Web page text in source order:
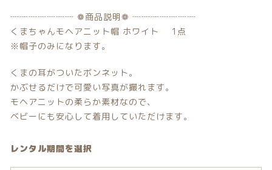
┈┈┈┈┈┈┈ ❁商品説明❁ ┈┈┈┈┈┈┈
くまちゃんモヘアニット帽 ホワイト 1点
※帽子のみになります。
くまの耳がついたボンネット。
かぶせるだけで可愛い写真が撮れます。
モヘアニットの柔らか素材なので、
ベビーにも安心して着用していただけます。
レンタル期間を選択
注文履歴
ご利用ガイド/送料
当店について
ブログ
よくある質問